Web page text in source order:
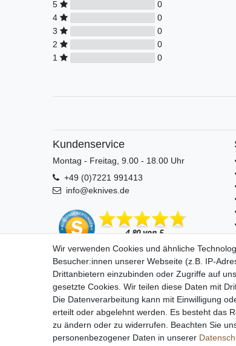
5
0
4
0
3
0
2
0
1
0
Kundenservice
Montag - Freitag, 9.00 - 18.00 Uhr
+49 (0)7221 991413
info@eknives.de
Wir verwenden Cookies und ähnliche
Besucher:innen unserer Webseite (z.B. IP-
Drittanbietern einzubinden oder Zugriffe auf
gesetzte Cookies. Wir teilen diese Daten mit
Die Datenverarbeitung kann mit Einwilligung
erteilt oder abgelehnt werden. Es besteht das
zu ändern oder zu widerrufen. Beachten Sie
personenbezogener Daten in unserer